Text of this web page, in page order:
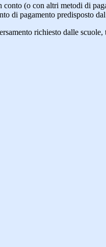
(o con altri metodi di
di pagamento predisposto
richiesto dalle